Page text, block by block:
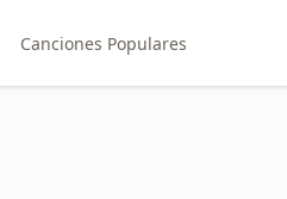
Canciones Populares